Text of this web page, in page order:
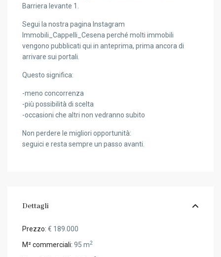
Barriera levante 1.
Segui la nostra pagina Instagram
Immobili_Cappelli_Cesena perché molti immobili
vengono pubblicati qui in anteprima, prima ancora di
arrivare sui portali.
Questo significa:
-meno concorrenza
-più possibilità di scelta
-occasioni che altri non vedranno subito
Non perdere le migliori opportunità:
seguici e resta sempre un passo avanti.
Dettagli
Prezzo: € 189.000
M² commerciali: 95 m2